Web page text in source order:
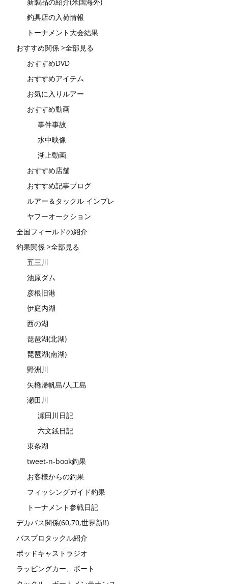
釣具店の入荷情報
トーナメント大会結果
おすすめ関係 >全部見る
おすすめDVD
おすすめアイテム
お気に入りルアー
おすすめ動画
事件事故
水中映像
湖上動画
おすすめ店舗
おすすめ記事ブログ
ルアー＆タックル インプレ
ヤフーオークション
全国フィールドの紹介
釣果関係 >全部見る
五三川
池原ダム
彦根旧港
伊庭内湖
西の湖
琵琶湖(北湖)
琵琶湖(南湖)
野洲川
矢橋帰帆島/人工島
瀬田川
瀬田川日記
六文銭日記
東条湖
tweet-n-book釣果
お客様からの釣果
フィッシングガイド釣果
トーナメント参戦日記
デカバス関係(60,70,世界新!!)
バスプロタックル紹介
ポッドキャストラジオ
ラッピングカー、ボート